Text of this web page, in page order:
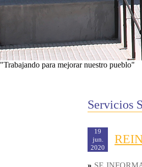
"Trabajando para mejorar nuestro pueblo"
Servicios
19
jun.
2020
» SE